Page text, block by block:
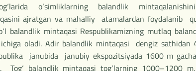
o‘simliklarning balandlik
ajratgan va mahalliy atamalardan foydalanib
balandlik mintaqasi Respublikamizning mutlaq
ichiga oladi. Adir balandlik mintaqasi dengiz
janubida janubiy ekspozitsiyada 1600 m
Tog‘ balandlik mintaqasi tog‘larning 1000–1200